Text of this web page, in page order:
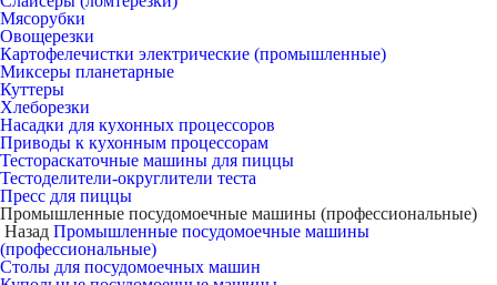
Мясорубки
Овощерезки
Картофелечистки электрические (промышленные)
Миксеры планетарные
Куттеры
Хлеборезки
Насадки для кухонных процессоров
Приводы к кухонным процессорам
Тестораскаточные машины для пиццы
Тестоделители-округлители теста
Пресс для пиццы
Промышленные посудомоечные машины (профессиональные)
Назад Промышленные посудомоечные машины
(профессиональные)
Столы для посудомоечных машин